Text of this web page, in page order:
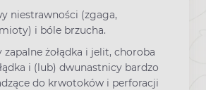
niestrawności (zgaga,
i bóle brzucha.
zapalne żołądka i jelit, choroba
i (lub) dwunastnicy bardzo
do krwotoków i perforacji